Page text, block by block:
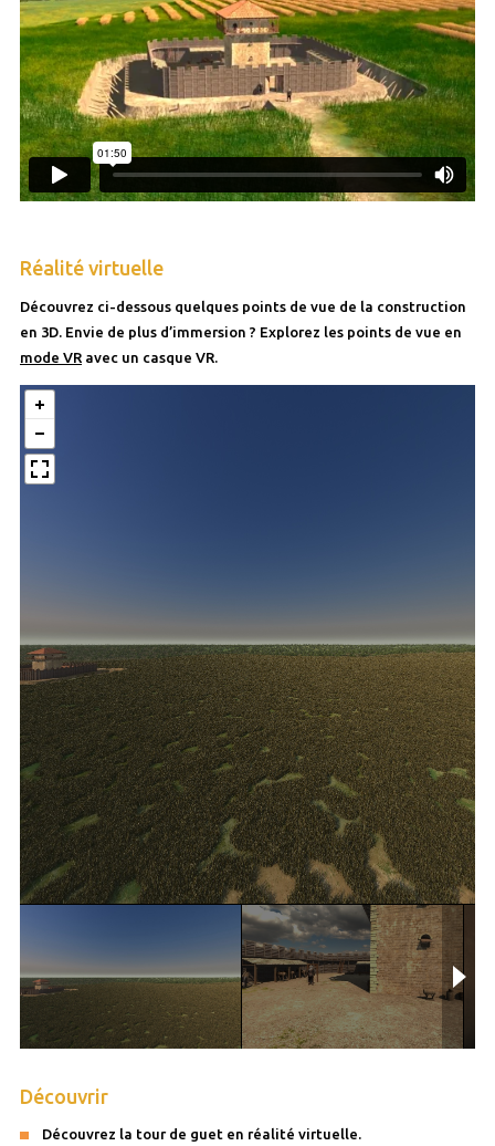
Réalité virtuelle
Découvrez ci-dessous quelques points de vue de la construction
en 3D. Envie de plus d’immersion ? Explorez les points de vue en
mode VR avec un casque VR.
Découvrir
Découvrez la tour de guet en réalité virtuelle.